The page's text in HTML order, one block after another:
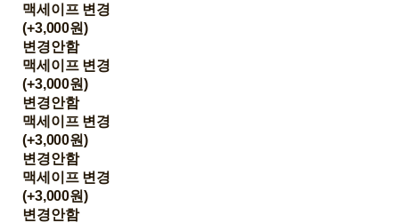
맥세이프 변경
(+3,000원)
변경안함
맥세이프 변경
(+3,000원)
변경안함
맥세이프 변경
(+3,000원)
변경안함
맥세이프 변경
(+3,000원)
변경안함